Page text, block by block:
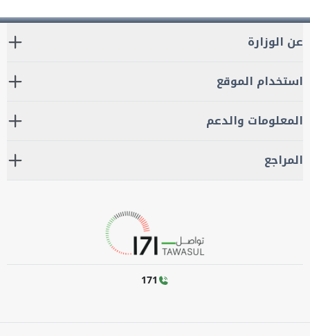
عن الوزارة
استخدام الموقع
المعلومات والدعم
المراجع
171